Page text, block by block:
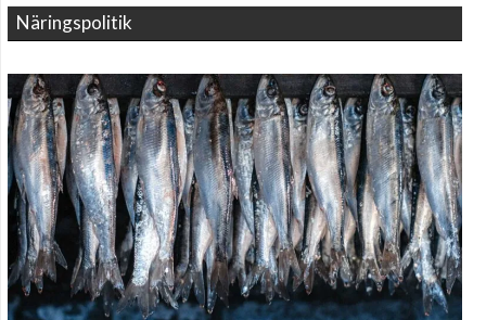
Näringspolitik